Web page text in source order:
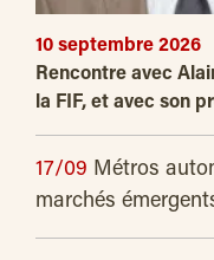
10 septembre 2026
Rencontre avec
la FIF, et avec son
17/09 Métros
marchés